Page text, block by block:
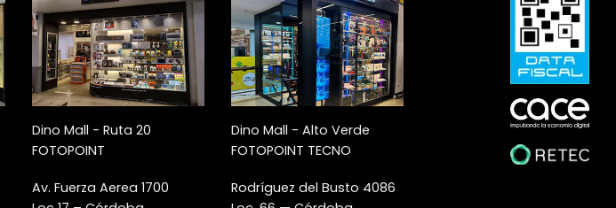
Dino Mall - Ruta 20
FOTOPOINT
Av. Fuerza Aerea 1700
Dino Mall - Alto Verde
FOTOPOINT TECNO
Rodríguez del Busto 4086